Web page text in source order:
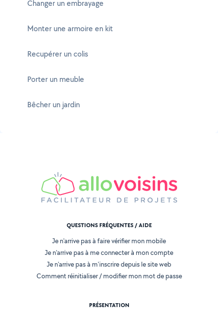
Changer un embrayage
Monter une armoire en kit
Recupérer un colis
Porter un meuble
Bêcher un jardin
QUESTIONS FRÉQUENTES / AIDE
Je n'arrive pas à faire vérifier mon mobile
Je n'arrive pas à me connecter à mon compte
Je n'arrive pas à m'inscrire depuis le site web
Comment réinitialiser / modifier mon mot de passe
PRÉSENTATION